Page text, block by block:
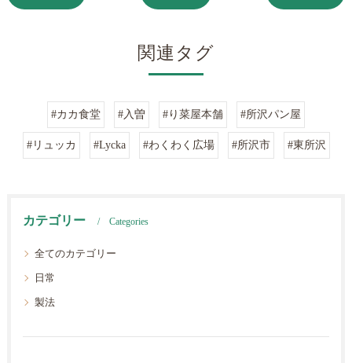
関連タグ
#カカ食堂 #入曽 #り菜屋本舗 #所沢パン屋
#リュッカ #Lycka #わくわく広場 #所沢市 #東所沢
カテゴリー Categories
全てのカテゴリー
日常
製法